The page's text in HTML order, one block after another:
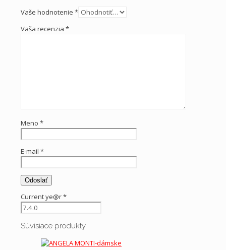
Vaše hodnotenie *
Vaša recenzia *
Meno *
E-mail *
Current ye@r*
Súvisiace produkty